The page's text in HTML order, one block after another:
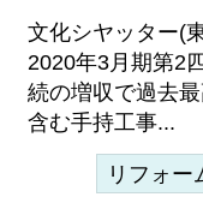
文化シヤッター(
2020年3月期第2
続の増収で過去
含む手持工事...
リフォー